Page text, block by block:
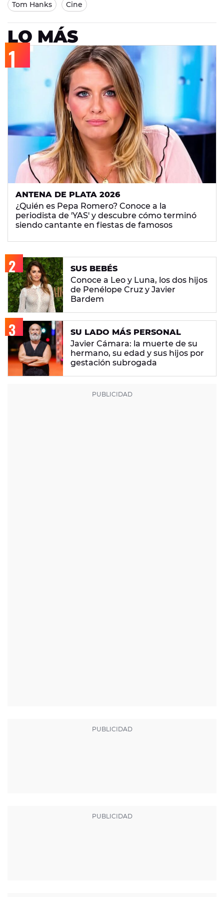
Tom Hanks Cine
LO MÁS
ANTENA DE PLATA 2026
¿Quién es Pepa Romero? Conoce a la
periodista de 'YAS' y descubre cómo terminó
siendo cantante en fiestas de famosos
SUS BEBÉS
Conoce a Leo y Luna, los dos hijos
de Penélope Cruz y Javier
Bardem
SU LADO MÁS PERSONAL
Javier Cámara: la muerte de su
hermano, su edad y sus hijos por
gestación subrogada